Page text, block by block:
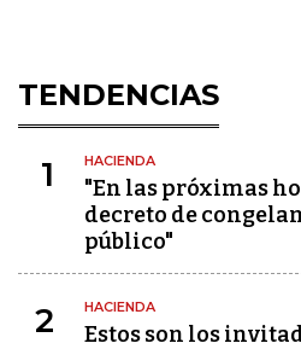
TENDENCIAS
1 HACIENDA
"En las próximas
decreto de
público"
2 HACIENDA
Estos son los